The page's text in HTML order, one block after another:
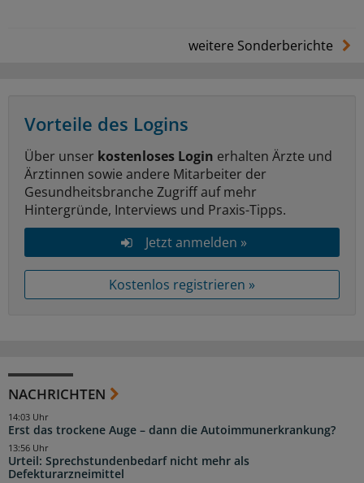
weitere Sonderberichte
Vorteile des Logins
Über unser kostenloses Login erhalten Ärzte und
Ärztinnen sowie andere Mitarbeiter der
Gesundheitsbranche Zugriff auf mehr
Hintergründe, Interviews und Praxis-Tipps.
Jetzt anmelden »
Kostenlos registrieren »
NACHRICHTEN
Erst das trockene Auge – dann die Autoimmunerkrankung?
14:03 Uhr
Urteil: Sprechstundenbedarf nicht mehr als
Defekturarzneimittel
13:56 Uhr